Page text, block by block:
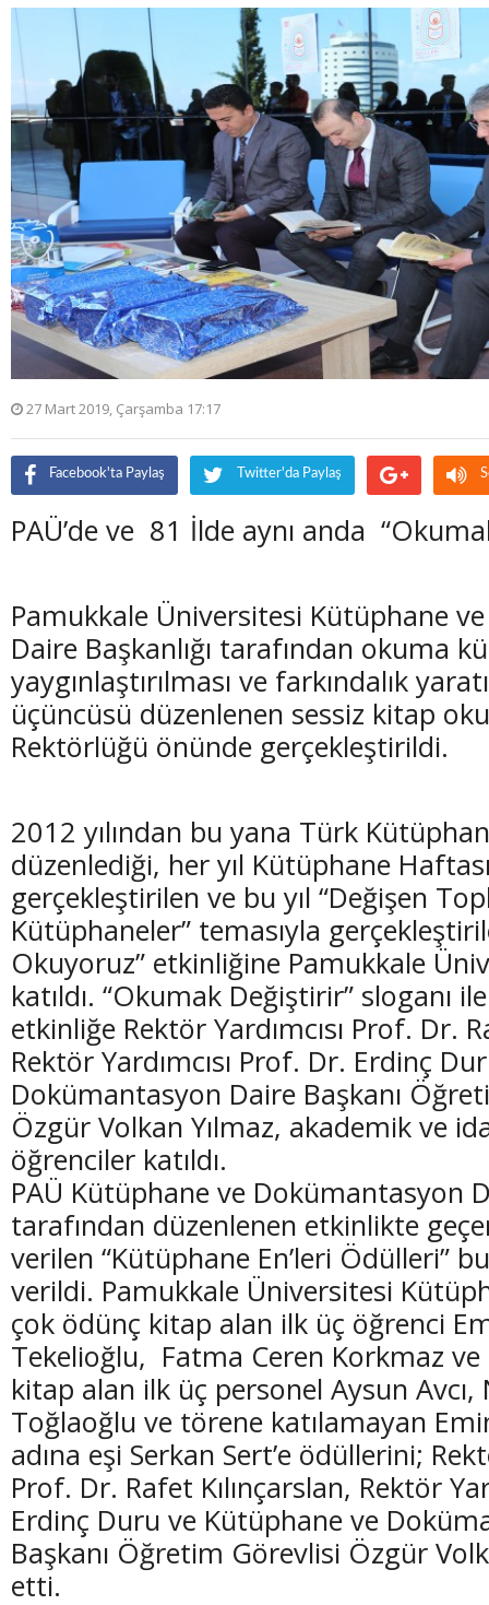
27 Mart 2019, Çarşamba 17:17
Facebook'ta Paylaş Twitter'da Paylaş
PAÜ’de ve 81 İlde aynı anda
Pamukkale Üniversitesi Kütüphane
Daire Başkanlığı tarafından okuma
yaygınlaştırılması ve farkındalık
üçüncüsü düzenlenen sessiz kitap
Rektörlüğü önünde gerçekleştirildi.
2012 yılından bu yana Türk
düzenlediği, her yıl Kütüphane
gerçekleştirilen ve bu yıl “Değişen
Kütüphaneler” temasıyla
Okuyoruz” etkinliğine Pamukkale
katıldı. “Okumak Değiştirir” sloganı
etkinliğe Rektör Yardımcısı Prof. Dr.
Rektör Yardımcısı Prof. Dr. Erdinç
Dokümantasyon Daire Başkanı
Özgür Volkan Yılmaz, akademik ve
öğrenciler katıldı.
PAÜ Kütüphane ve Dokümantasyon
tarafından düzenlenen etkinlikte
verilen “Kütüphane En’leri Ödülleri”
verildi. Pamukkale Üniversitesi
çok ödünç kitap alan ilk üç öğrenci
Tekelioğlu, Fatma Ceren Korkmaz
kitap alan ilk üç personel Aysun Avcı,
Toğlaoğlu ve törene katılamayan
adına eşi Serkan Sert’e ödüllerini;
Prof. Dr. Rafet Kılınçarslan, Rektör
Erdinç Duru ve Kütüphane ve
Başkanı Öğretim Görevlisi Özgür
etti.
(20 Şubat - 20 Mart)
Balık Burcunun 08.08.2026 Günlük Yorumu
(21 Mart - 20
Koç